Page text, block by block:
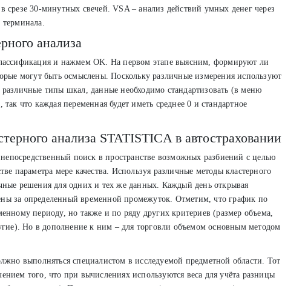
срезе 30-минутных свечей. VSA – анализ действий умных денег через
терминала.
анализа
и нажмем OK. На первом этапе выясним, формируют ли
могут быть осмыслены. Поскольку различные измерения используют
различные типы шкал, данные необходимо стандартизовать (в меню
что каждая переменная будет иметь среднее 0 и стандартное
анализа STATISTICA в автостраховании
поиск в пространстве возможных разбиений с целью
параметра мере качества. Используя различные методы кластерного
решения для одних и тех же данных. Каждый день открывая
за определенный временной промежуток. Отметим, что график по
периоду, но также и по ряду других критериев (размер объема,
Но в дополнение к ним – для торговли объемом основным методом
выполняться специалистом в исследуемой предметной области. Тот
того, что при вычислениях используются веса для учёта разницы